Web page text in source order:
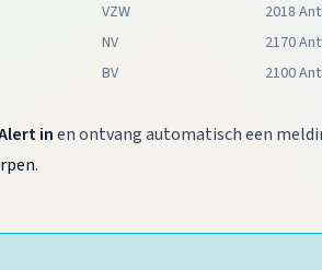
VZW
2018
NV
2170
BV
2100
inen ontvang automatisch een
.